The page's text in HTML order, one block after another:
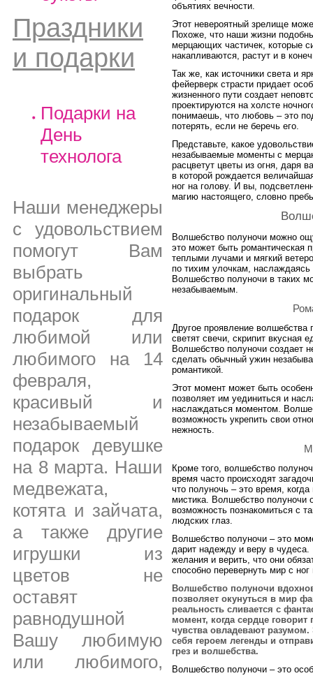
Праздники
и подарки
Подарки на
День
технолога
Наши менеджеры
с удовольствием
помогут Вам
выбрать
оригинальный
подарок для
любимой или
любимого на 14
февраля,
красивый и
незабываемый
подарок девушке
на 8 марта. Наши
медвежата,
котята и зайчата,
а также другие
игрушки из
цветов не
оставят
равнодушной
Вашу любимую
или любимого,
объятиях вечности.
Этот невероятный зрелище
Похоже, что наши жизни
мерцающих частичек, которые
накапливаются, растут и в
Так же, как источники света и
фейерверк страсти придает
жизненного пути создает
проектируются на холсте
понимаешь, что любовь – это
потерять, если не беречь его.
Представьте, какое
незабываемые моменты с
расцветут цветы из огня, даря
в которой рождается
ног на голову. И вы,
магию настоящего, словно
Волшебство полуночи можно
это может быть романтическая
теплыми лучами и мягкий
по тихим улочкам,
Волшебство полуночи в таких
незабываемым.
Другое проявление волшебства
светят свечи, скрипит вкусная
Волшебство полуночи создает
сделать обычный ужин
романтикой.
Этот момент может быть
позволяет им уединиться и
наслаждаться моментом.
возможность укрепить свои
нежность.
Кроме того, волшебство
время часто происходят
что полуночь – это время,
мистика. Волшебство полуночи
возможность познакомиться с
людских глаз.
Волшебство полуночи – это
дарит надежду и веру в
желания и верить, что они
способно перевернуть мир с
Волшебство полуночи
позволяет окунуться в мир
реальность сливается с
момент, когда сердце
чувства овладевают
себя героем легенды и
грез и волшебства.
Волшебство полуночи – это